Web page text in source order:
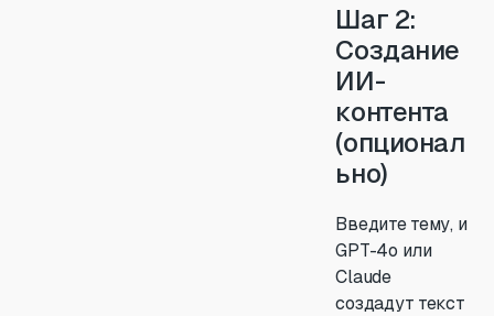
Шаг 2:
Создание
ИИ-
контента
(опционал
ьно)
Введите тему, и
GPT-4o или
Claude
создадут текст